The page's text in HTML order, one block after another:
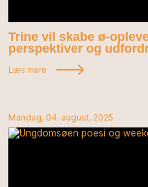
Trine vil skabe ø-
perspektiver og
Læs mere
Mandag, 04. august, 2025